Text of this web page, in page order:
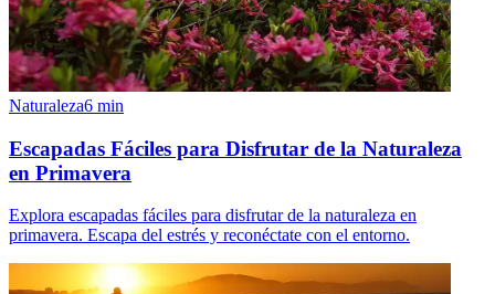
Naturaleza6 min
Escapadas Fáciles para Disfrutar de la Naturaleza
en Primavera
Explora escapadas fáciles para disfrutar de la naturaleza en
primavera. Escapa del estrés y reconéctate con el entorno.